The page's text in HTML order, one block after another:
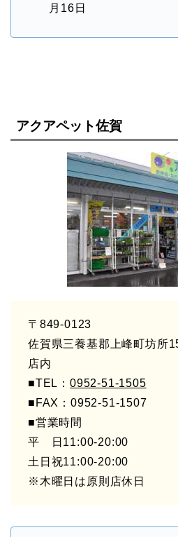
月16日
アクアペット佐賀
〒849-0123
佐賀県三養基郡上峰町坊所
店内
■TEL： 0952-51-1505
■FAX ：0952-51-1507
■営業時間
平 日11:00-20:00
土日祝11:00-20:00
※木曜日は原則店休日